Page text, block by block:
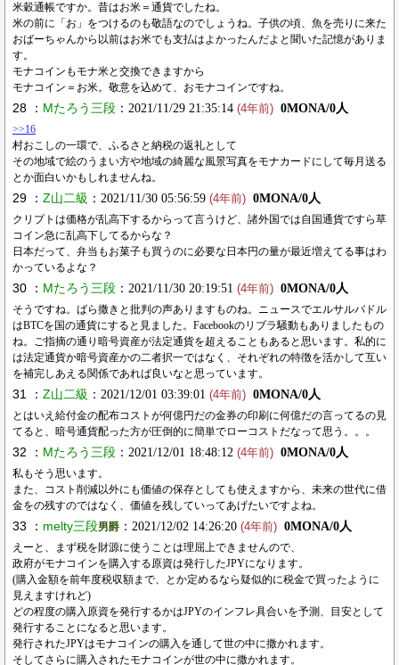
米穀通帳ですか。昔はお米＝通貨でしたね。
米の前に「お」をつけるのも敬語なのでしょうね。子供の頃、魚を売りに来た
おばーちゃんから以前はお米でも支払はよかったんだよと聞いた記憶がありま
す。
モナコインもモナ米と交換できますから
モナコイン＝お米。敬意を込めて、おモナコインですね。
28 ： Mたろう三段 ：2021/11/29 21:35:14 (4年前) 0MONA/0人
>>16
村おこしの一環で、ふるさと納税の返礼として
その地域で絵のうまい方や地域の綺麗な風景写真をモナカードにして毎月送る
とか面白いかもしれませんね。
29 ： Z山二級 ：2021/11/30 05:56:59 (4年前) 0MONA/0人
クリプトは価格が乱高下するからって言うけど、諸外国では自国通貨ですら草
コイン急に乱高下してるからな？
日本だって、弁当もお菓子も買うのに必要な日本円の量が最近増えてる事はわ
かっているよな？
30 ： Mたろう三段 ：2021/11/30 20:19:51 (4年前) 0MONA/0人
そうですね。ばら撒きと批判の声ありますものね。ニュースでエルサルバドル
はBTCを国の通貨にすると見ました。Facebookのリブラ騒動もありましたもの
ね。ご指摘の通り暗号資産が法定通貨を超えることもあると思います。私的に
は法定通貨か暗号資産かの二者択一ではなく、それぞれの特徴を活かして互い
を補完しあえる関係であれば良いなと思っています。
31 ： Z山二級 ：2021/12/01 03:39:01 (4年前) 0MONA/0人
とはいえ給付金の配布コストが何億円だの金券の印刷に何億だの言ってるの見
てると、暗号通貨配った方が圧倒的に簡単でローコストだなって思う。。。
32 ： Mたろう三段 ：2021/12/01 18:48:12 (4年前) 0MONA/0人
私もそう思います。
また、コスト削減以外にも価値の保存としても使えますから、未来の世代に借
金をの残すのではなく、価値を残していってあげたいですよね。
33 ： melty三段男爵 ：2021/12/02 14:26:20 (4年前) 0MONA/0人
えーと、まず税を財源に使うことは理屈上できませんので、
政府がモナコインを購入する原資は発行したJPYになります。
(購入金額を前年度税収額まで、とか定めるなら疑似的に税金で買ったように
見えますけれど)
どの程度の購入原資を発行するかはJPYのインフレ具合いを予測、目安として
発行することになると思います。
発行されたJPYはモナコインの購入を通して世の中に撒かれます。
そしてさらに購入されたモナコインが世の中に撒かれます。